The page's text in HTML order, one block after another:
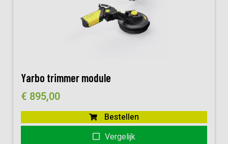
Yarbo trimmer module
€ 895,00
Bestellen
Vergelijk